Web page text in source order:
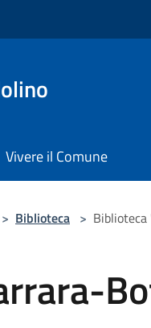
Vivere il Comune
> Biblioteca >